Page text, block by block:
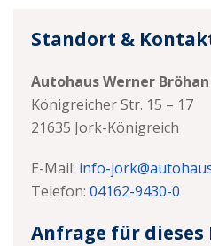
Standort &
Autohaus Werner
Königreicher Str. 15 – 17
21635 Jork-Königreich
E-Mail: info-
Telefon: 04162-9430-0
Anfrage für dieses